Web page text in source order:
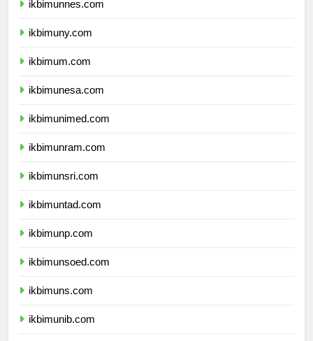
ikbimunnes.com
ikbimuny.com
ikbimum.com
ikbimunesa.com
ikbimunimed.com
ikbimunram.com
ikbimunsri.com
ikbimuntad.com
ikbimunp.com
ikbimunsoed.com
ikbimuns.com
ikbimunib.com